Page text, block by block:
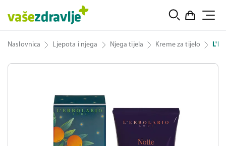
Naslovnica Ljepota i njega Njega tijela Kreme za tijelo